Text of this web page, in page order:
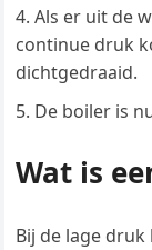
Als er uit de
continue druk
dichtgedraaid.
De boiler is
Wat is
Bij de lage